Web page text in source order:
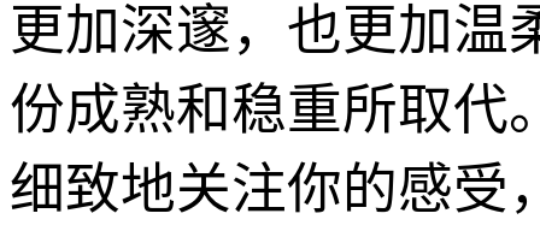
更加深邃，也更加温
份成熟和稳重所取代
细致地关注你的感受